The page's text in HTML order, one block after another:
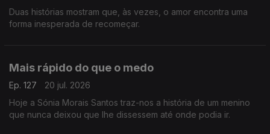
Duas histórias mostram que, às vezes, o amor encontra uma
forma inesperada de recomeçar.
Mais rápido do que o medo
Ep. 127
20 jul. 2026
Hoje a Sónia Morais Santos traz-nos a história de um menino
que nunca deixou que lhe dissessem até onde podia ir.